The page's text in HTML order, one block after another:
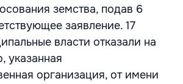
земства, подав 6
заявление. 17
власти отказали на
указанная
организация, от имени